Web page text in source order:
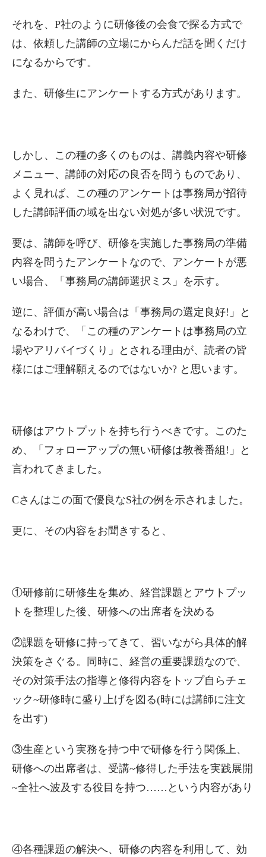
それを、P社のように研修後の会食で探る方式で
は、依頼した講師の立場にからんだ話を聞くだけ
になるからです。
また、研修生にアンケートする方式があります。
しかし、この種の多くのものは、講義内容や研修
メニュー、講師の対応の良否を問うものであり、
よく見れば、この種のアンケートは事務局が招待
した講師評価の域を出ない対処が多い状況です。
要は、講師を呼び、研修を実施した事務局の準備
内容を問うたアンケートなので、アンケートが悪
い場合、「事務局の講師選択ミス」を示す。
逆に、評価が高い場合は「事務局の選定良好!」と
なるわけで、「この種のアンケートは事務局の立
場やアリバイづくり」とされる理由が、読者の皆
様にはご理解願えるのではないか? と思います。
研修はアウトプットを持ち行うべきです。このた
め、「フォローアップの無い研修は教養番組!」と
言われてきました。
Cさんはこの面で優良なS社の例を示されました。
更に、その内容をお聞きすると、
①研修前に研修生を集め、経営課題とアウトプッ
トを整理した後、研修への出席者を決める
②課題を研修に持ってきて、習いながら具体的解
決策をさぐる。同時に、経営の重要課題なので、
その対策手法の指導と修得内容をトップ自らチェ
ック~研修時に盛り上げを図る(時には講師に注文
を出す)
③生産という実務を持つ中で研修を行う関係上、
研修への出席者は、受講~修得した手法を実践展開
~全社へ波及する役目を持つ……という内容があり
④各種課題の解決へ、研修の内容を利用して、効